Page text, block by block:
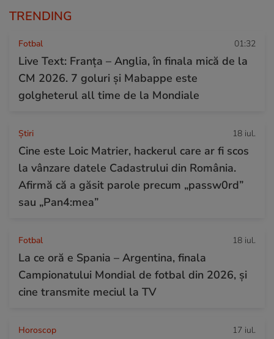
TRENDING
Fotbal 01:32
Live Text: Franța – Anglia, în finala mică de la
CM 2026. 7 goluri și Mabappe este
golgheterul all time de la Mondiale
Ştiri 18 iul.
Cine este Loic Matrier, hackerul care ar fi scos
la vânzare datele Cadastrului din România.
Afirmă că a găsit parole precum „passw0rd”
sau „Pan4:mea”
Fotbal 18 iul.
La ce oră e Spania – Argentina, finala
Campionatului Mondial de fotbal din 2026, și
cine transmite meciul la TV
Horoscop 17 iul.